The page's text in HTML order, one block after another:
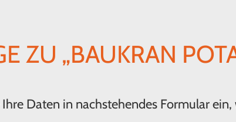
ZU „BAUKRAN
Daten in nachstehendes Formular